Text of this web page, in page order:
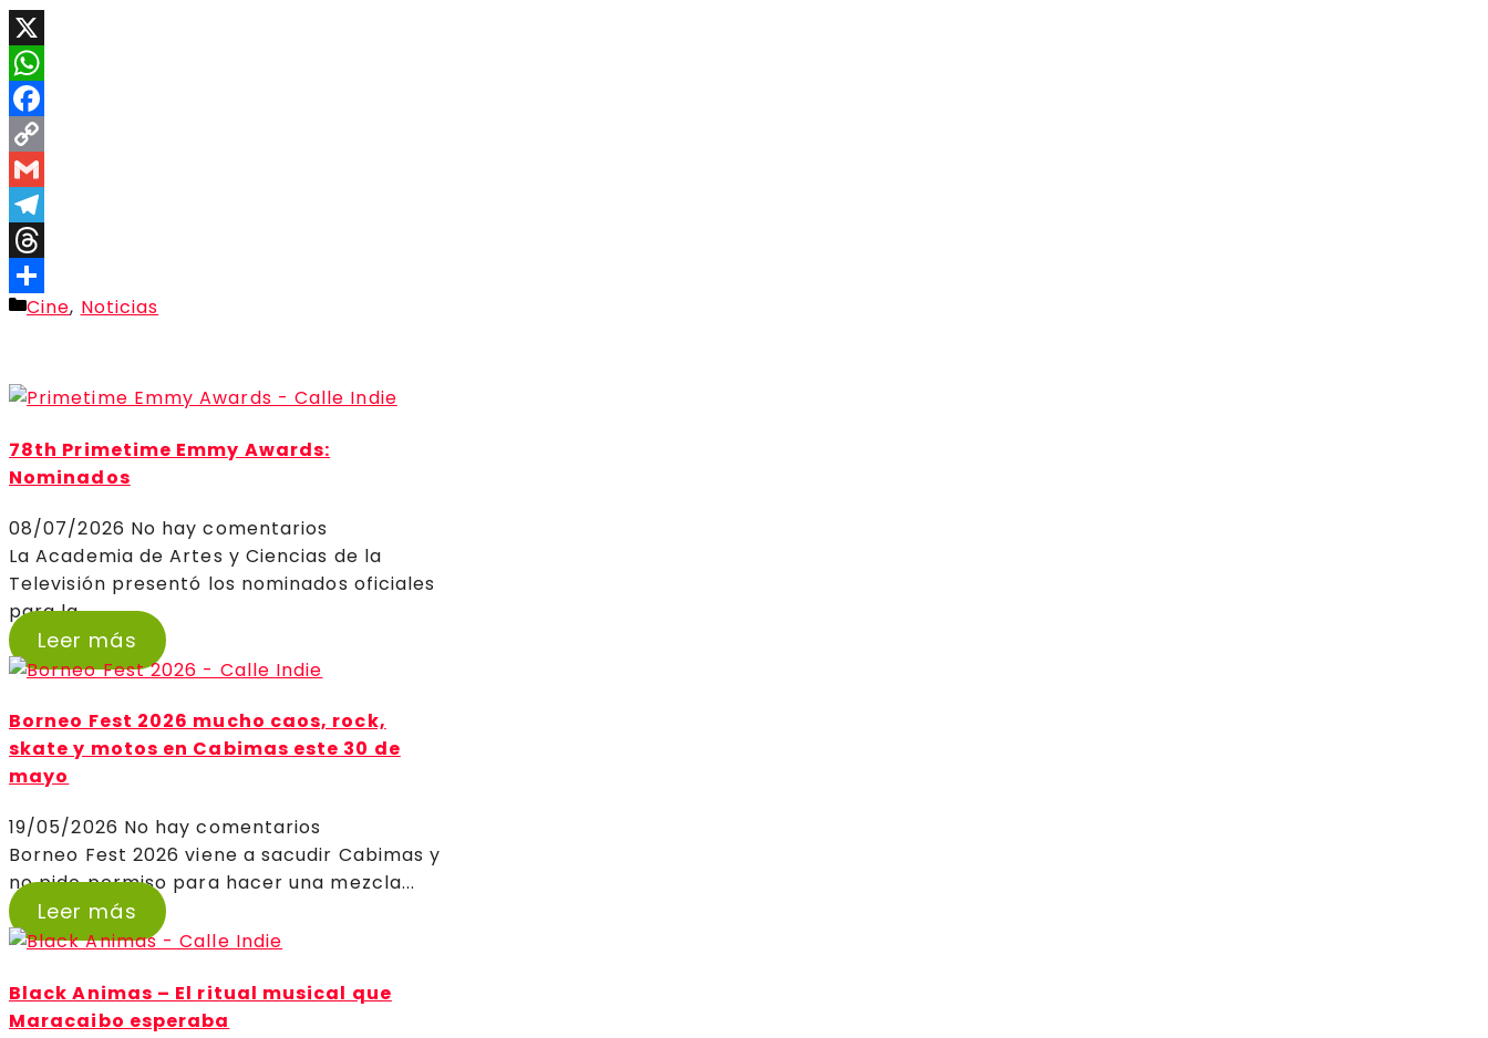
X
WhatsApp
Facebook
Copy
Link
Gmail
Telegram
Threads
Compartir
Categorías
Cine, Noticias
78th Primetime Emmy Awards:
Nominados
08/07/2026 No hay comentarios
La Academia de Artes y Ciencias de la
Televisión presentó los nominados oficiales
para la...
Leer más
Borneo Fest 2026 mucho caos, rock,
skate y motos en Cabimas este 30 de
mayo
19/05/2026 No hay comentarios
Borneo Fest 2026 viene a sacudir Cabimas y
no pide permiso para hacer una mezcla...
Leer más
Black Animas – El ritual musical que
Maracaibo esperaba